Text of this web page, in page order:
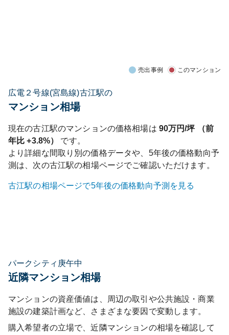
売出事例 このマンション
広電２号線(宮島線)古江駅の
マンション相場
現在の古江駅のマンションの価格相場は 90万円/坪 （前
年比+3.8%）
です。
より詳細な間取り別の価格データや、5年後の価格動向予
測は、次の古江駅の相場ページでご確認いただけます。
古江駅の相場ページで5年後の価格動向予測を見る
パークシティ庚午中
近隣マンション相場
マンションの資産価値は、周辺の取引や公共施設・商業
施設の建築計画など、さまざまな要因で変動します。
購入希望者の立場で、近隣マンションの相場を確認して